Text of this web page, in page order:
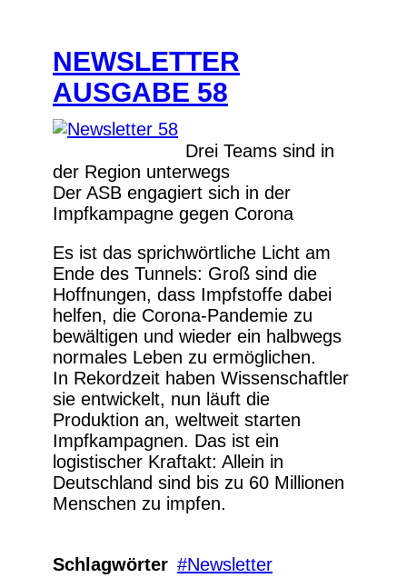
NEWSLETTER
AUSGABE 58
Drei Teams sind in
der Region unterwegs
Der ASB engagiert sich in der
Impfkampagne gegen Corona
Es ist das sprichwörtliche Licht am
Ende des Tunnels: Groß sind die
Hoffnungen, dass Impfstoffe dabei
helfen, die Corona-Pandemie zu
bewältigen und wieder ein halbwegs
normales Leben zu ermöglichen.
In Rekordzeit haben Wissenschaftler
sie entwickelt, nun läuft die
Produktion an, weltweit starten
Impfkampagnen. Das ist ein
logistischer Kraftakt: Allein in
Deutschland sind bis zu 60 Millionen
Menschen zu impfen.
Schlagwörter
Newsletter